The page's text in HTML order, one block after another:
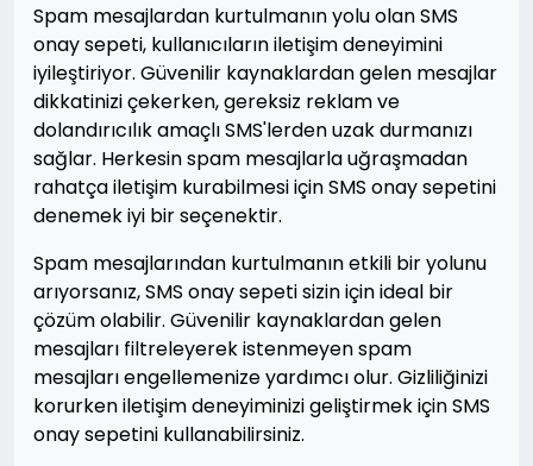
Spam mesajlardan kurtulmanın yolu olan SMS
onay sepeti, kullanıcıların iletişim deneyimini
iyileştiriyor. Güvenilir kaynaklardan gelen mesajlar
dikkatinizi çekerken, gereksiz reklam ve
dolandırıcılık amaçlı SMS'lerden uzak durmanızı
sağlar. Herkesin spam mesajlarla uğraşmadan
rahatça iletişim kurabilmesi için SMS onay sepetini
denemek iyi bir seçenektir.
Spam mesajlarından kurtulmanın etkili bir yolunu
arıyorsanız, SMS onay sepeti sizin için ideal bir
çözüm olabilir. Güvenilir kaynaklardan gelen
mesajları filtreleyerek istenmeyen spam
mesajları engellemenize yardımcı olur. Gizliliğinizi
korurken iletişim deneyiminizi geliştirmek için SMS
onay sepetini kullanabilirsiniz.